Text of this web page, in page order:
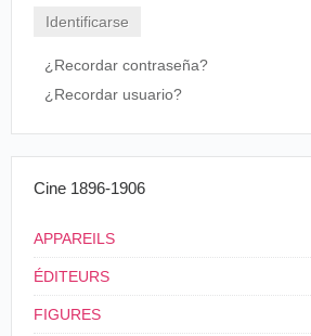
¿Recordar contraseña?
¿Recordar usuario?
Cine 1896-1906
APPAREILS
ÉDITEURS
FIGURES